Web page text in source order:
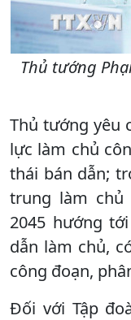
Thủ tướng
Thủ tướng yêu
lực làm chủ
thái bán dẫn;
trung làm chủ
2045 hướng
dẫn làm chủ,
công đoạn,
Đối với Tập